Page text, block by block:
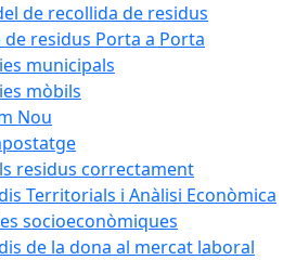
de recollida de residus
de residus Porta a Porta
municipals
mòbils
Nou
residus correctament
Territorials i Anàlisi Econòmica
socioeconòmiques
de la dona al mercat laboral